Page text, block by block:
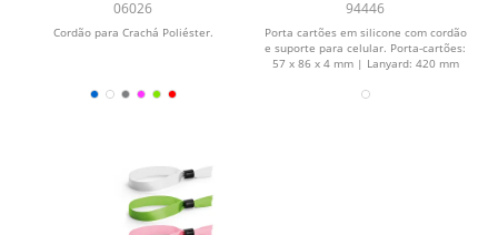
Poliéster
06026
Cordão para Crachá Poliéster.
para celular em silicone
94446
Porta cartões em silicone com cordão
e suporte para celular. Porta-cartões:
57 x 86 x 4 mm | Lanyard: 420 mm